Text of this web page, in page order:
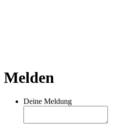
Melden
Deine Meldung